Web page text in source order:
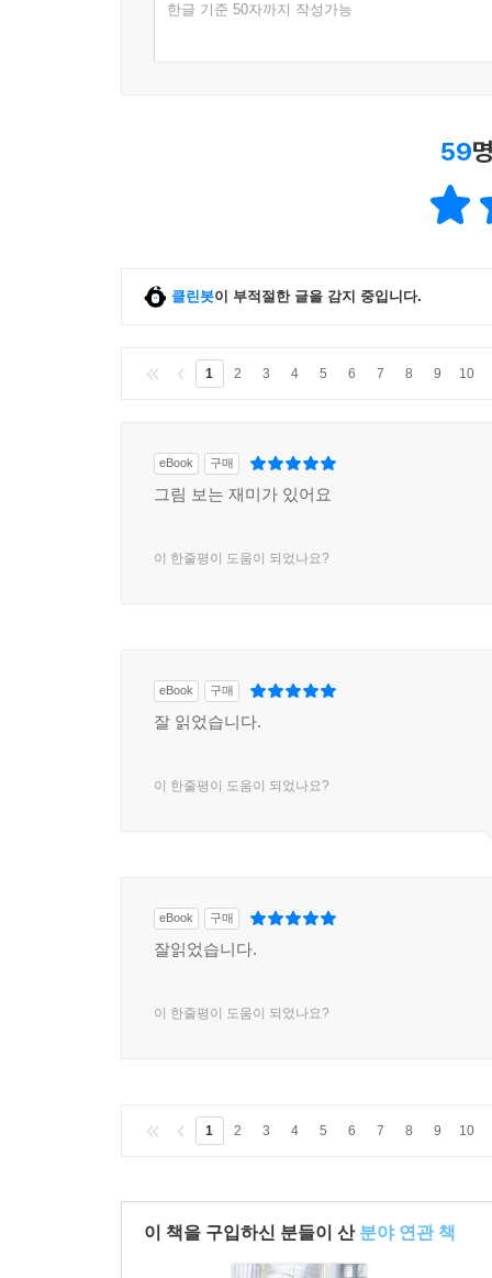
한글 기준 50자까지 작성가능
59
클린봇이 부적절한 글을 감지 중입니다.
1 2 3 4 5 6 7 8 9 10
eBook 구매
그림 보는 재미가 있어요
이 한줄평이 도움이 되었나요?
eBook 구매
잘 읽었습니다.
이 한줄평이 도움이 되었나요?
eBook 구매
잘읽었습니다.
이 한줄평이 도움이 되었나요?
1 2 3 4 5 6 7 8 9 10
이 책을 구입하신 분들이 산 분야 연관 책